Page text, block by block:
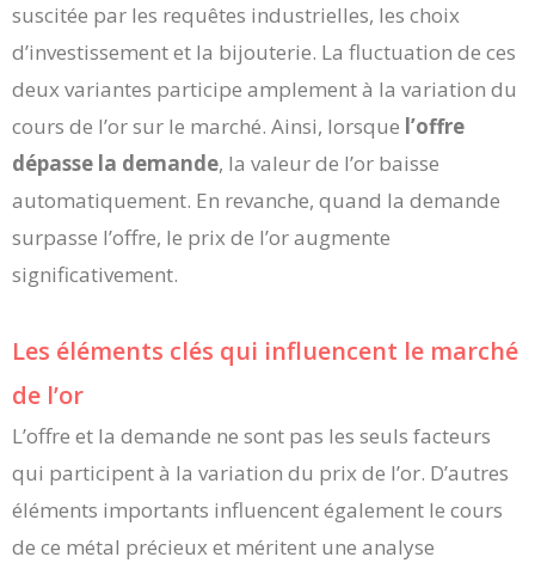
suscitée par les requêtes industrielles, les choix
d’investissement et la bijouterie. La fluctuation de ces
deux variantes participe amplement à la variation du
cours de l’or sur le marché. Ainsi, lorsque l’offre
dépasse la demande, la valeur de l’or baisse
automatiquement. En revanche, quand la demande
surpasse l’offre, le prix de l’or augmente
significativement.
Les éléments clés qui influencent le marché
de l’or
L’offre et la demande ne sont pas les seuls facteurs
qui participent à la variation du prix de l’or. D’autres
éléments importants influencent également le cours
de ce métal précieux et méritent une analyse